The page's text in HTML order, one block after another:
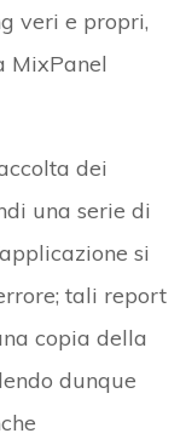
veri e propri,
MixPanel
dei
una serie di
si
tali report
copia della
dunque